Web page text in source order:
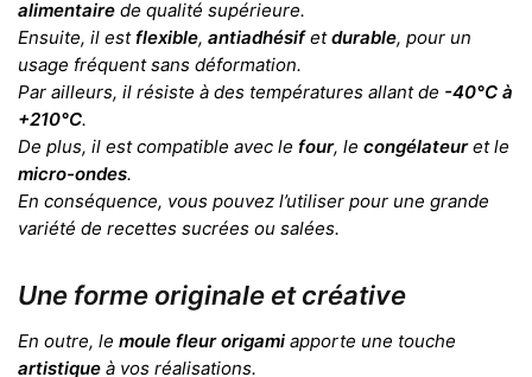
alimentaire de qualité supérieure.
Ensuite, il estflexible, antiadhésifetdurable, pour un
usage fréquent sans déformation.
Par ailleurs, il résiste à des températures allant de -40°C à
+210°C.
De plus, il est compatible avec le four, le congélateuret le
micro-ondes.
En conséquence, vous pouvez l’utiliser pour une grande
variété de recettes sucrées ou salées.
Une forme originale et créative
En outre, le moule fleur origami apporte une touche
artistique à vos réalisations.